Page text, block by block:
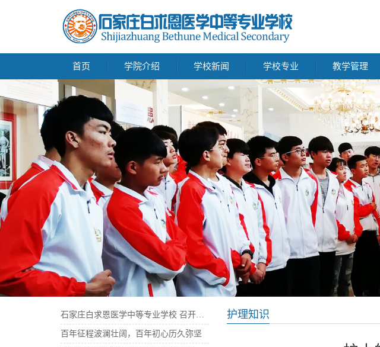
首页 学院介绍 学校新闻 学校专业 教学管理
护理知识
百年征程波澜壮阔，百年初心历久弥坚